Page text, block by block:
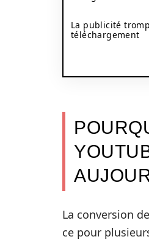
La publicité
téléchargement
La conversion
ce pour